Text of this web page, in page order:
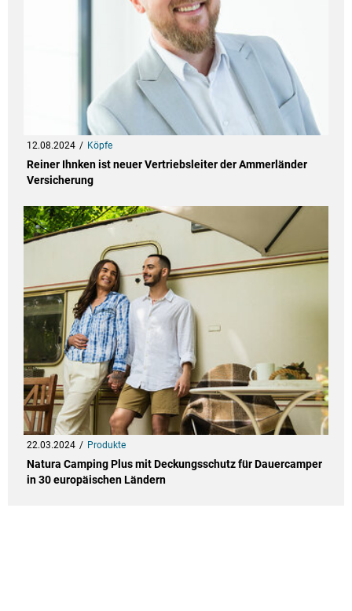
12.08.2024 Köpfe
Reiner Ihnken ist neuer Vertriebsleiter der Ammerländer
Versicherung
22.03.2024 Produkte
Natura Camping Plus mit Deckungsschutz für Dauercamper
in 30 europäischen Ländern